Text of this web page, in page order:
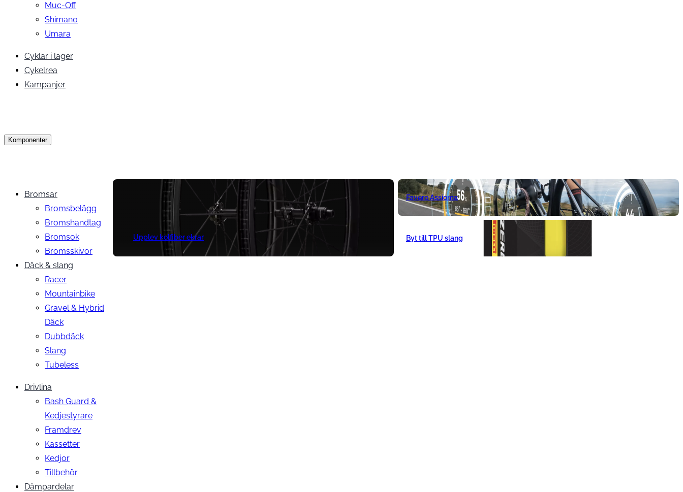
Muc-Off
Shimano
Umara
Cyklar i lager
Cykelrea
Kampanjer
Komponenter
Bromsar
Bromsbelägg
Bromshandtag
Bromsok
Bromsskivor
Däck & slang
Racer
Mountainbike
Gravel & Hybrid
Däck
Dubbdäck
Slang
Tubeless
Drivlina
Bash Guard &
Kedjestyrare
Framdrev
Kassetter
Kedjor
Tillbehör
Dämpardelar
Upplev kolfiber ekrar
Favero Assioma
Byt till TPU slang